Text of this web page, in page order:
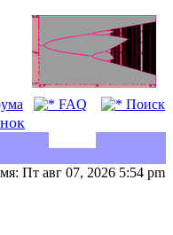
FAQ Поиск
Пт авг 07, 2026 5:54 pm